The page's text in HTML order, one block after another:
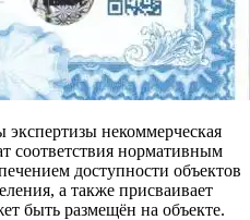
некоммерческая
соответствия нормативным
доступности объектов
а также присваивает
быть размещён на объекте.